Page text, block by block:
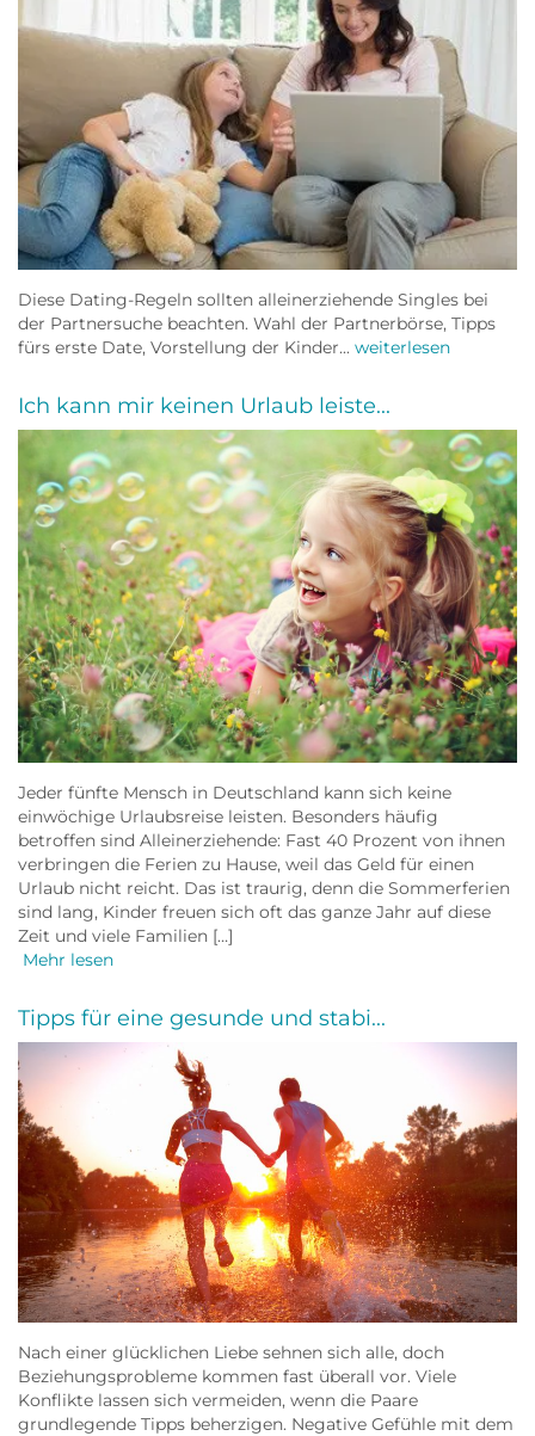
Diese Dating-Regeln sollten alleinerziehende Singles bei
der Partnersuche beachten. Wahl der Partnerbörse, Tipps
fürs erste Date, Vorstellung der Kinder... weiterlesen
Ich kann mir keinen Urlaub leiste...
Jeder fünfte Mensch in Deutschland kann sich keine
einwöchige Urlaubsreise leisten. Besonders häufig
betroffen sind Alleinerziehende: Fast 40 Prozent von ihnen
verbringen die Ferien zu Hause, weil das Geld für einen
Urlaub nicht reicht. Das ist traurig, denn die Sommerferien
sind lang, Kinder freuen sich oft das ganze Jahr auf diese
Zeit und viele Familien […]
Mehr lesen
Tipps für eine gesunde und stabi...
Nach einer glücklichen Liebe sehnen sich alle, doch
Beziehungsprobleme kommen fast überall vor. Viele
Konflikte lassen sich vermeiden, wenn die Paare
grundlegende Tipps beherzigen. Negative Gefühle mit dem